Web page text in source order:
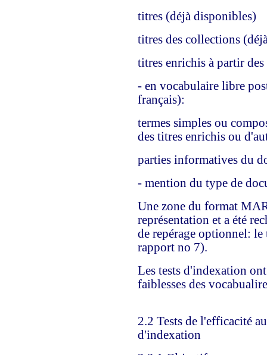
titres (déjà disponibles)
titres des collections
titres enrichis à partir des
- en vocabulaire libre
français):
termes simples ou
des titres enrichis ou
parties informatives du
- mention du type de
Une zone du format
représentation et a été
de repérage optionnel: le
rapport no 7).
Les tests d'indexation
faiblesses des
2.2 Tests de l'efficacité
d'indexation